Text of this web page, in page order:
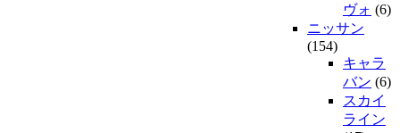
ヴォ (6)
ニッサン
(154)
キャラ
バン (6)
スカイ
ライン